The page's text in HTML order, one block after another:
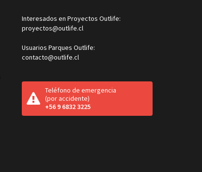
Interesados en Proyectos Outlife:
proyectos@outlife.cl
Usuarios Parques Outlife:
contacto@outlife.cl
Teléfono de emergencia
(por accidente)
+56 9 6832 3225